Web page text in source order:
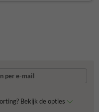
per e-mail
Bekijk de opties